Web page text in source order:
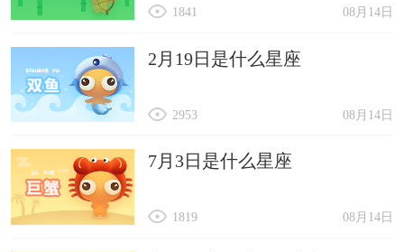
08月14日
1841
2月19日是什么星座
08月14日
2953
7月3日是什么星座
08月14日
1819